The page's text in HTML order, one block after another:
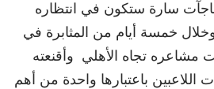
سارة ستكون في انتظاره
وخلال خمسة أيام من المثابرة في
مشاعره تجاه الأهلي وأقنعته
اللاعبين باعتبارها واحدة من أهم